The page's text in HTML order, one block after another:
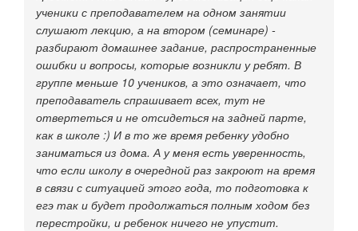
ученики с преподавателем на одном занятии
слушают лекцию, а на втором (семинаре) -
разбирают домашнее задание, распространенные
ошибки и вопросы, которые возникли у ребят. В
группе меньше 10 учеников, а это означает, что
преподаватель спрашивает всех, тут не
отвертеться и не отсидеться на задней парте,
как в школе :) И в то же время ребенку удобно
заниматься из дома. А у меня есть уверенность,
что если школу в очередной раз закроют на время
в связи с ситуацией этого года, то подготовка к
егэ так и будет продолжаться полным ходом без
перестройки, и ребенок ничего не упустит.